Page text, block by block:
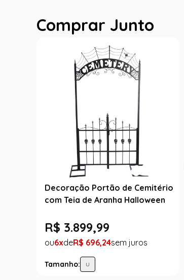
Comprar Junto
Decoração Portão de Cemitério
com Teia de Aranha Halloween
R$ 3.899,99
6 R$ 696,24
Tamanho: U